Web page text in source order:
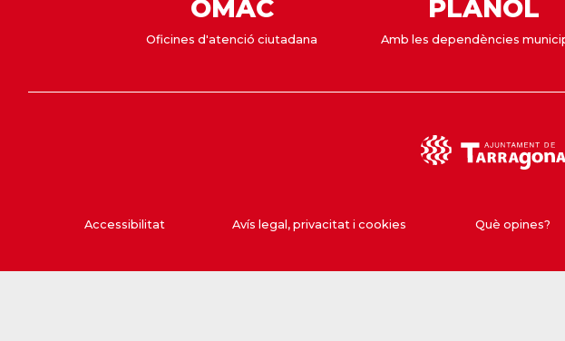
OMAC
Oficines d'atenció ciutadana
PLÀNOL
Amb les dependències
Accessibilitat Avís legal, privacitat i cookies Què opines?